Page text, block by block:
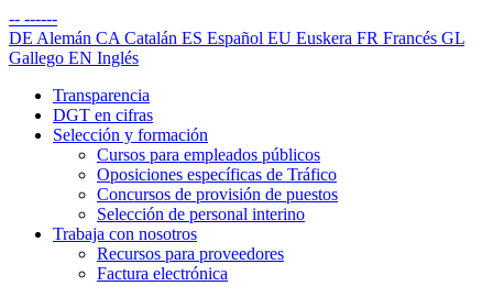
-- ------
DE Alemán CA Catalán ES Español EU Euskera FR Francés GL
Gallego EN Inglés
Transparencia
DGT en cifras
Selección y formación
Cursos para empleados públicos
Oposiciones específicas de Tráfico
Concursos de provisión de puestos
Selección de personal interino
Trabaja con nosotros
Recursos para proveedores
Factura electrónica